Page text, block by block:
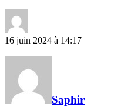
16 juin 2024 à 14:17
Saphir